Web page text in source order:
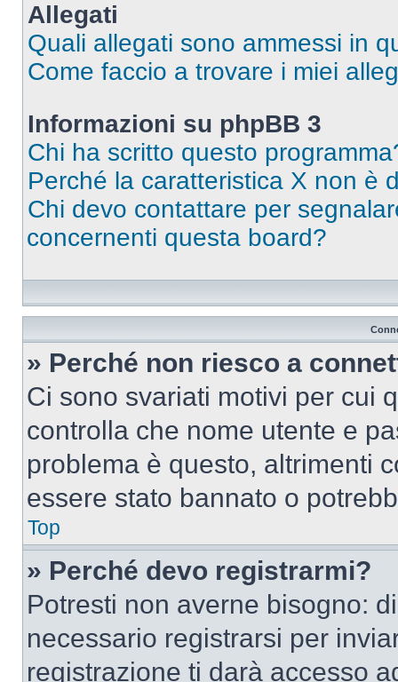
Allegati
Quali allegati sono ammessi in
Come faccio a trovare i miei
Informazioni su phpBB 3
Chi ha scritto questo
Perché la caratteristica X non è
Chi devo contattare per
concernenti questa board?
» Perché non riesco a
Ci sono svariati motivi per cui
controlla che nome utente e
problema è questo, altrimenti
essere stato bannato o
Top
» Perché devo registrarmi?
Potresti non averne bisogno:
necessario registrarsi per
registrazione ti darà accesso